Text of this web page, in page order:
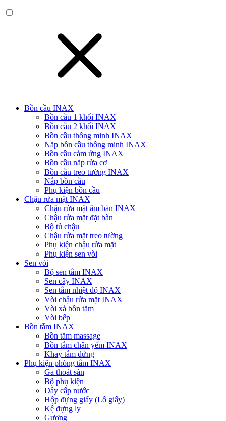
Bồn cầu INAX
Bồn cầu 1 khối INAX
Bồn cầu 2 khối INAX
Bồn cầu thông minh INAX
Nắp bồn cầu thông minh INAX
Bồn cầu cảm ứng INAX
Bồn cầu nắp rửa cơ
Bồn cầu treo tường INAX
Nắp bồn cầu
Phụ kiện bồn cầu
Chậu rửa mặt INAX
Chậu rửa mặt âm bàn INAX
Chậu rửa mặt đặt bàn
Bộ tủ chậu
Chậu rửa mặt treo tường
Phụ kiện chậu rửa mặt
Phụ kiện sen vòi
Sen vòi
Bộ sen tắm INAX
Sen cây INAX
Sen tắm nhiệt độ INAX
Vòi chậu rửa mặt INAX
Vòi xả bồn tắm
Vòi bếp
Bồn tắm INAX
Bồn tắm massage
Bồn tắm chân yếm INAX
Khay tắm đứng
Phụ kiện phòng tắm INAX
Ga thoát sàn
Bộ phụ kiện
Dây cấp nước
Hộp đựng giấy (Lô giấy)
Kệ đựng ly
Gương